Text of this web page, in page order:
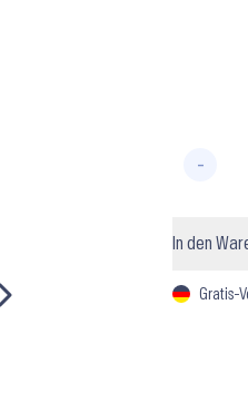
-
In den
Gratis-